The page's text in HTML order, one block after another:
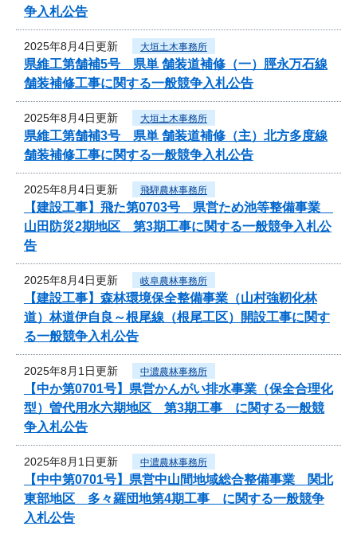
争入札公告
2025年8月4日更新 大垣土木事務所
県維工第舗補5号 県単 舗装道補修（一）脛永万石線
舗装補修工事に関する一般競争入札公告
2025年8月4日更新 大垣土木事務所
県維工第舗補3号 県単 舗装道補修（主）北方多度線
舗装補修工事に関する一般競争入札公告
2025年8月4日更新 飛騨農林事務所
【建設工事】飛た第0703号 県営ため池等整備事業
山田防災2期地区 第3期工事に関する一般競争入札公
告
2025年8月4日更新 岐阜農林事務所
【建設工事】森林環境保全整備事業（山村強靭化林
道）林道伊自良～根尾線（根尾工区）開設工事に関す
る一般競争入札公告
2025年8月1日更新 中濃農林事務所
【中か第0701号】県営かんがい排水事業（保全合理化
型）曽代用水六期地区 第3期工事 に関する一般競
争入札公告
2025年8月1日更新 中濃農林事務所
【中中第0701号】県営中山間地域総合整備事業 関北
東部地区 多々羅団地第4期工事 に関する一般競争
入札公告